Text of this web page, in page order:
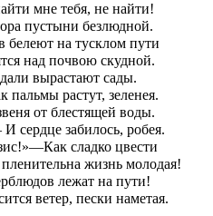
мне тебя, не найти!
пустыни безлюдной.
белеют на тусклом пути
над почвою скудной.
вырастают сады.
пальмы растут, зеленея.
от блестящей воды.
сердце забилось, робея.
сладко цвести
жизнь молодая!
лежат на пути!
ветер, пески наметая.